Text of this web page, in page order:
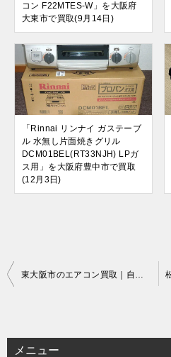
コン F22MTES-W」を大阪府
大東市で買取(9月14日)
「Rinnai リンナイ ガステーブ
ル 水無し片面焼きグリル
DCM01BEL(RT33NJH) LPガ
ス用」を大阪府豊中市で買取
(12月3日)
投
ビ
東大阪市のエアコン買取｜自宅出張でラクラク即現金
メニュー